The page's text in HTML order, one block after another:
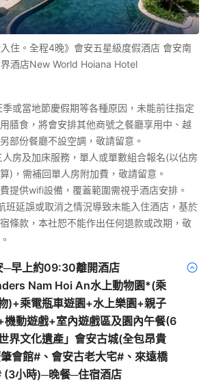
入住。全程4晚》會安五星級度假酒店 會安南
酒店New World Hoiana Hotel
季或當地節慶假期等各種原因，未能前往指定
膳食，將會安排其他商號之餐廳享用中、越
部份餐廳不設空調，敬請留意。
人房及加床服務，單人或單數組合報名(以佔房
)，需補回單人房附加費，敬請留意。
提供wifi設備，覆蓋範圍需視乎酒店安排。
班延誤或取消之情況導致未能入住酒店，基於
條款，本社恕不能作出任何退款或改期，敬
─早上約09:30離開酒店
Nam Hoi An水上動物園*(乘
)+乘電瓶車遊園+水上樂園+親子
機動遊戲+室內遊戲區及園內午餐(6
界文化遺產」會安古城(全包昂貴
會館#、會安古老大宅#、來遠橋
(3小時)─晚餐─住宿酒店